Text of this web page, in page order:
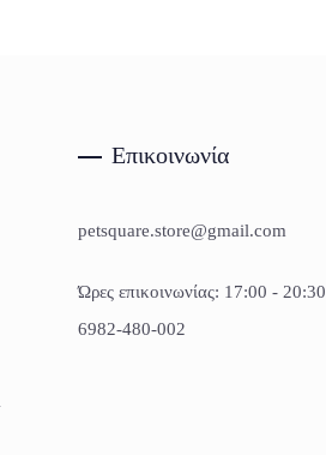
Επικοινωνία
petsquare.store@gmail.com
Ώρες επικοινωνίας: 17:00 - 20:30
6982-480-002